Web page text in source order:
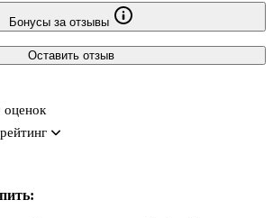
Бонусы за отзывы
Оставить отзыв
оценок